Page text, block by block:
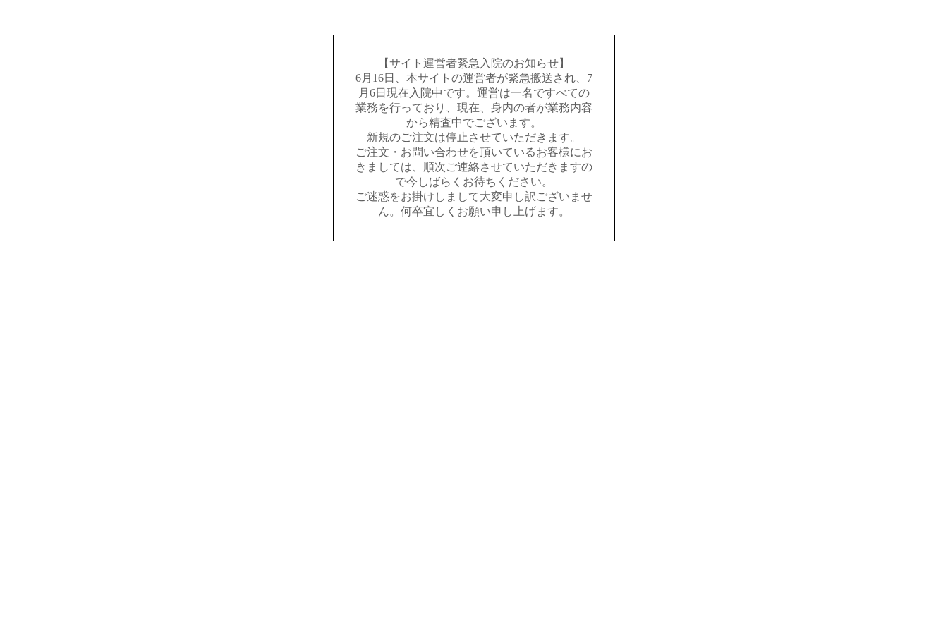
【サイト運営者緊急入院のお知らせ】
6月16日、本サイトの運営者が緊急搬送され、7
月6日現在入院中です。運営は一名ですべての
業務を行っており、現在、身内の者が業務内容
から精査中でございます。
新規のご注文は停止させていただきます。
ご注文・お問い合わせを頂いているお客様にお
きましては、順次ご連絡させていただきますの
で今しばらくお待ちください。
ご迷惑をお掛けしまして大変申し訳ございませ
ん。何卒宜しくお願い申し上げます。